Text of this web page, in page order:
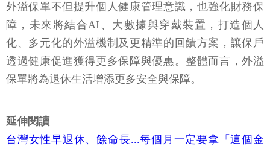
外溢保單不但提升個人健康管理意識，也強化財務保
障，未來將結合AI、大數據與穿戴裝置，打造個人
化、多元化的外溢機制及更精準的回饋方案，讓保戶
透過健康促進獲得更多保障與優惠。整體而言，外溢
保單將為退休生活增添更多安全與保障。
延伸閱讀
台灣女性早退休、餘命長...每個月一定要拿「這個金